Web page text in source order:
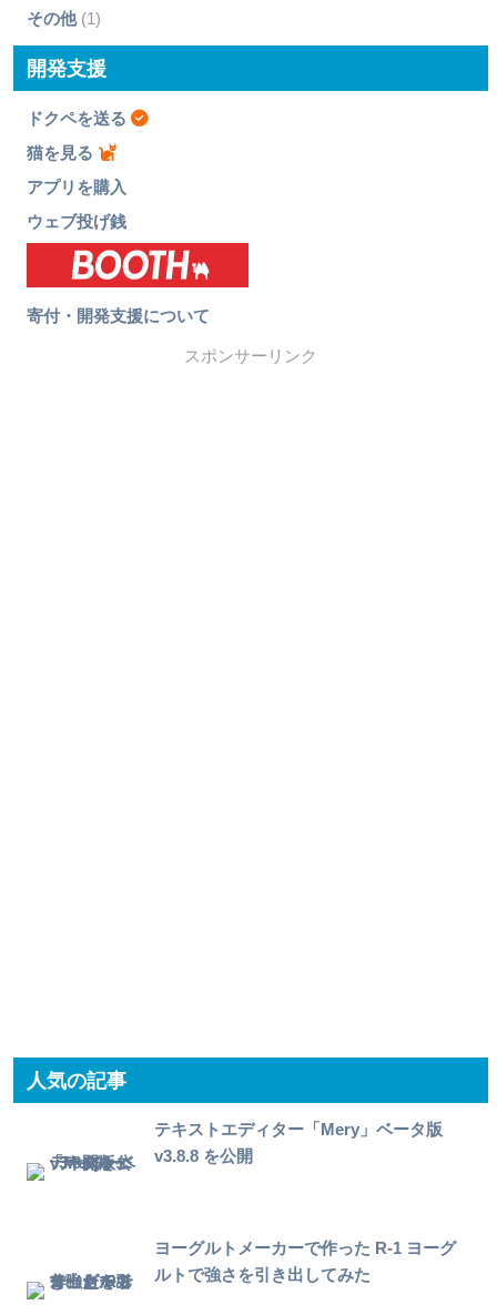
その他(1)
開発支援
ドクペを送る
猫を見る
アプリを購入
ウェブ投げ銭
寄付・開発支援について
スポンサーリンク
人気の記事
テキストエディター「Mery」ベータ版
v3.8.8 を公開
ヨーグルトメーカーで作った R-1 ヨーグ
ルトで強さを引き出してみた